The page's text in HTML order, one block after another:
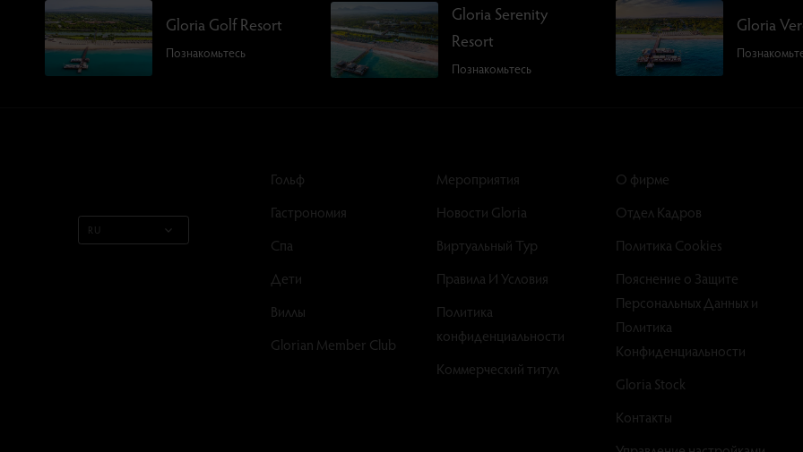
Gloria Golf Resort
Познакомьтесь
Gloria Serenity
Resort
Познакомьтесь
Gloria
RU
Гольф
Гастрономия
Спа
Дети
Виллы
Glorian Member Club
Мероприятия
Новости Gloria
Виртуальный Тур
Правила И Условия
Политика
конфиденциальности
Коммерческий титул
О фирме
Отдел Кадров
Политика Cookies
Пояснение о Защите
Персональных Данных и
Политика
Конфиденциальности
Gloria Stock
Контакты